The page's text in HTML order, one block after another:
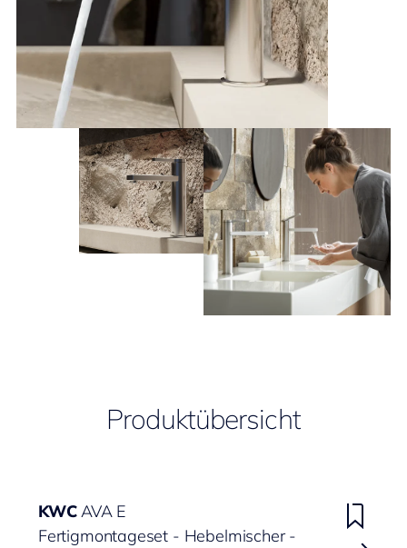
Produktübersicht
KWCAVA E
Fertigmontageset - Hebelmischer -